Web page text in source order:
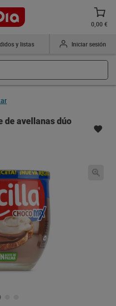
0,00 €
y listas Iniciar sesión
de avellanas dúo